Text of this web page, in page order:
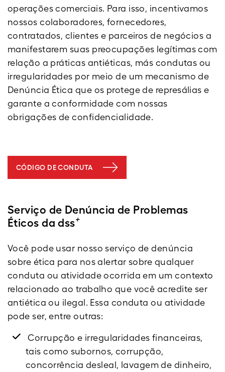
operações comerciais. Para isso, incentivamos
nossos colaboradores, fornecedores,
contratados, clientes e parceiros de negócios a
manifestarem suas preocupações legítimas com
relação a práticas antiéticas, más condutas ou
irregularidades por meio de um mecanismo de
Denúncia Ética que os protege de represálias e
garante a conformidade com nossas
obrigações de confidencialidade.
CÓDIGO DE CONDUTA
Serviço de Denúncia de Problemas
Éticos da dss+
Você pode usar nosso serviço de denúncia
sobre ética para nos alertar sobre qualquer
conduta ou atividade ocorrida em um contexto
relacionado ao trabalho que você acredite ser
antiética ou ilegal. Essa conduta ou atividade
pode ser, entre outras:
Corrupção e irregularidades financeiras,
tais como subornos, corrupção,
concorrência desleal, lavagem de dinheiro,